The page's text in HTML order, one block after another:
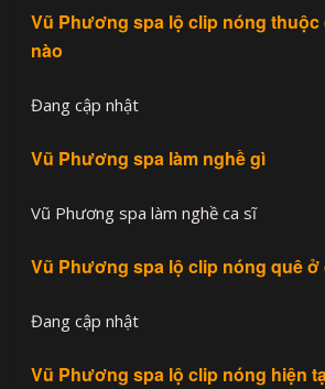
Vũ Phương spa lộ clip nóng thuộc
nào
Đang cập nhật
Vũ Phương spa làm nghề gì
Vũ Phương spa làm nghề ca sĩ
Vũ Phương spa lộ clip nóng quê ở
Đang cập nhật
Vũ Phương spa lộ clip nóng hiện